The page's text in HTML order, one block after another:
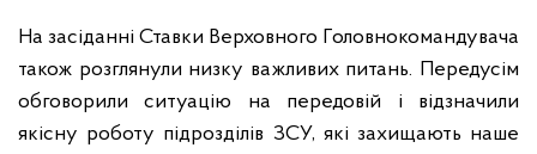
На засіданні Ставки Верховного Головнокомандувача
також розглянули низку важливих питань. Передусім
обговорили ситуацію на передовій і відзначили
якісну роботу підрозділів ЗСУ, які захищають наше